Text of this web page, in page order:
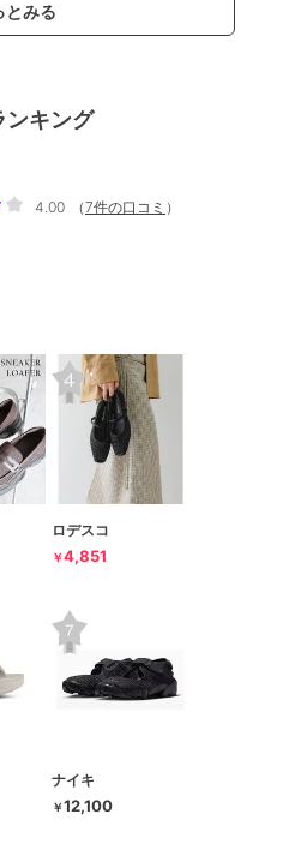
とみる
ンキング
4.00
（7件の口コミ ）
ロデスコ
￥4,851
ナイキ
￥12,100